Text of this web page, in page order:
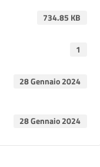
734.85 KB
1
28 Gennaio 2024
28 Gennaio 2024